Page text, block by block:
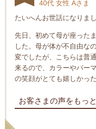
40代 女性 Aさま
たいへんお世話になりま
先日、初めて母が座った
した。母が体が不自由な
変でしたが、こちらは普
来るので、カラーやパー
の笑顔がとても嬉しかった
お客さまの声をもっ